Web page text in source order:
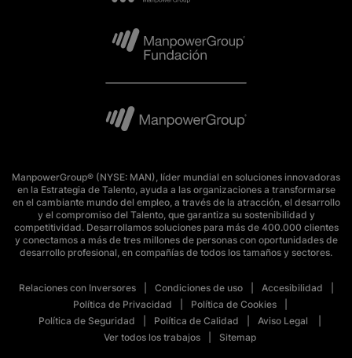
ManpowerGroup® (NYSE: MAN), líder mundial en soluciones innovadoras
en la Estrategia de Talento, ayuda a las organizaciones a transformarse
en el cambiante mundo del empleo, a través de la atracción, el desarrollo
y el compromiso del Talento, que garantiza su sostenibilidad y
competitividad. Desarrollamos soluciones para más de 400.000 clientes
y conectamos a más de tres millones de personas con oportunidades de
desarrollo profesional, en compañías de todos los tamaños y sectores.
Relaciones con Inversores Condiciones de uso
Accesibilidad
Política de Privacidad
Política de Cookies
Política de Seguridad
Política de Calidad
Aviso Legal
Ver todos los trabajos
Sitemap